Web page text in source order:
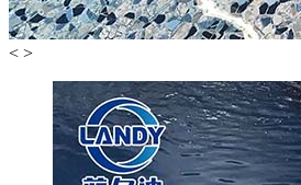
< >